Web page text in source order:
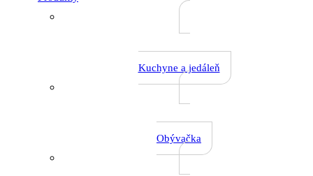
Kuchyne a jedáleň
Obývačka